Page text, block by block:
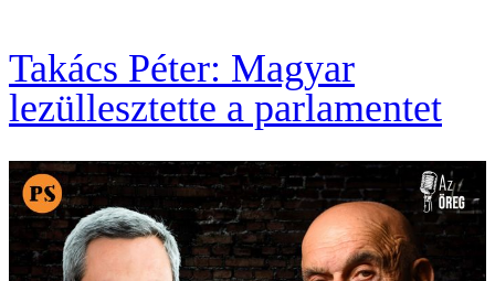
Takács Péter: Magyar
lezüllesztette a parlamentet